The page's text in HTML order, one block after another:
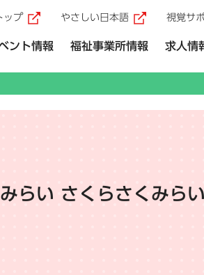
ント情報 福祉事業所情報 求人情
ップ （外部リンク）
やさしい日本語 （外部
視覚サ
らい さくらさくみら